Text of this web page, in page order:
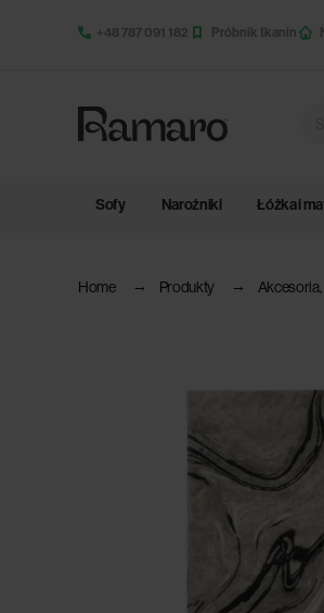
+48 787 091 182 Próbnik tkanin
Sofy Narożniki Łóżka i
Home Produkty Akcesoria